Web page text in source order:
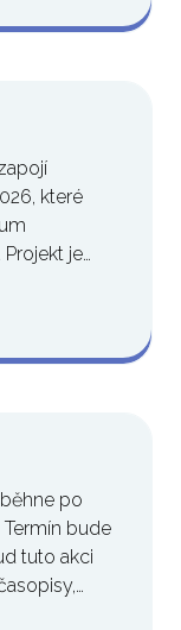
které
je
po
bude
tuto akci